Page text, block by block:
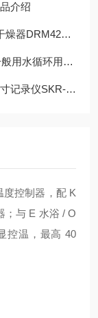
介绍
DRM420DE
水等管理WAK-PO4
仪SKR-M10C
度控制器，配 K
；与 E 水浴 / O
控温，最高 40